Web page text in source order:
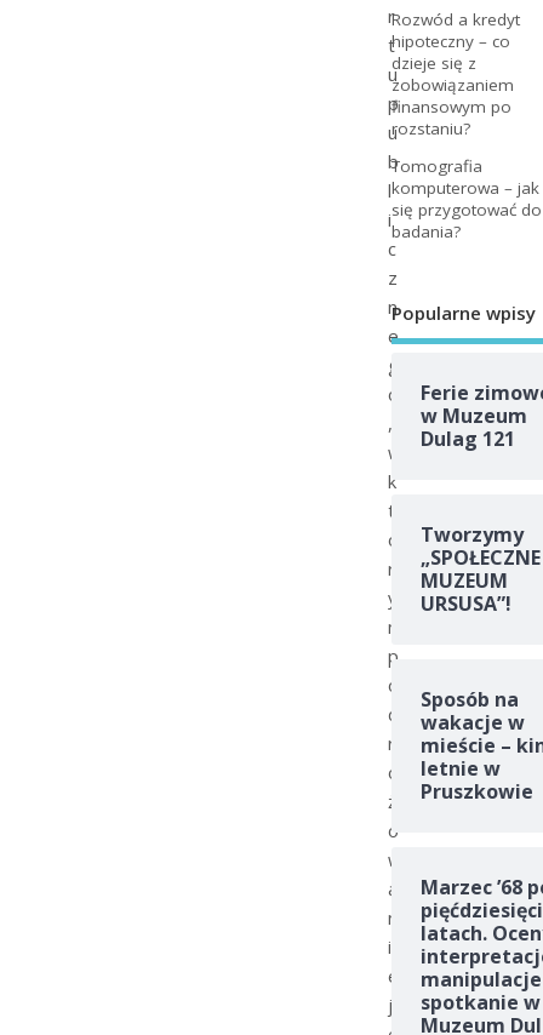
r
t
u
p
u
b
l
i
c
z
n
e
g
o
,
w
k
t
ó
r
y
m
p
o
d
r
ó
ż
o
w
a
n
i
e
j
Rozwód a kredyt
hipoteczny – co
dzieje się z
zobowiązaniem
finansowym po
rozstaniu?
Tomografia
komputerowa – jak
się przygotować do
badania?
Popularne wpisy
Ferie
w Muzeum
Dulag 121
Tworzymy
„SPOŁECZNE
MUZEUM
URSUSA”!
Sposób na
wakacje w
mieście –
letnie w
Pruszkowie
Marzec ’68
latach.
spotkanie w
Muzeum